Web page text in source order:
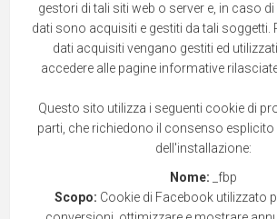
gestori di tali siti web o server e, in caso
dati sono acquisiti e gestiti da tali soggetti.
dati acquisiti vengano gestiti ed
accedere alle pagine informative
Questo sito utilizza i seguenti cookie di
parti, che richiedono il consenso esplicito
dell'installazione:
Nome: _fbp
Scopo: Cookie di Facebook utilizzato